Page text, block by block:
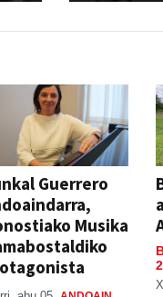
Guerrero
Musika